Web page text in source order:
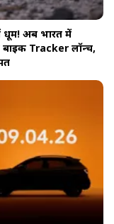
धूम! अब भारत में
बाइक Tracker लॉन्च,